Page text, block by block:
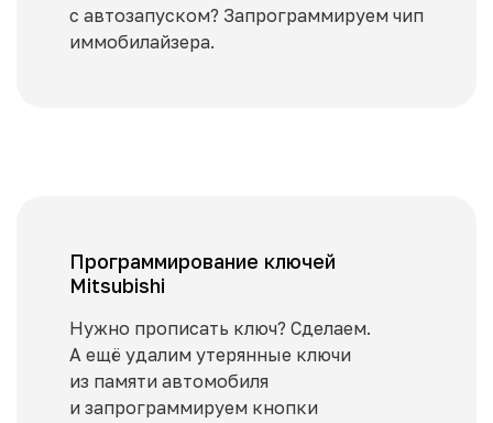
с автозапуском? Запрограммируем чип
иммобилайзера.
Программирование ключей
Mitsubishi
Нужно прописать ключ? Сделаем.
А ещё удалим утерянные ключи
из памяти автомобиля
и запрограммируем кнопки